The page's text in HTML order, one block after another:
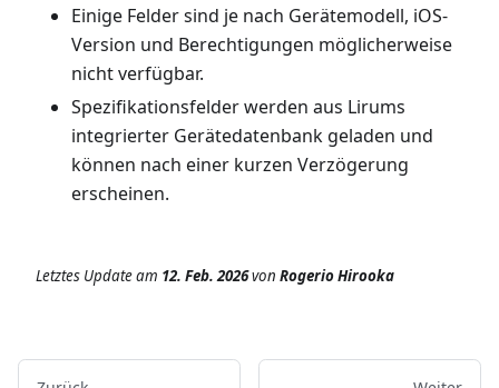
Einige Felder sind je nach Gerätemodell, iOS-
Version und Berechtigungen möglicherweise
nicht verfügbar.
Spezifikationsfelder werden aus Lirums
integrierter Gerätedatenbank geladen und
können nach einer kurzen Verzögerung
erscheinen.
Letztes Updateam 12. Feb. 2026von Rogerio Hirooka